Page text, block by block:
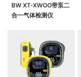
BW XT-XWOO带泵二
合一气体检测仪